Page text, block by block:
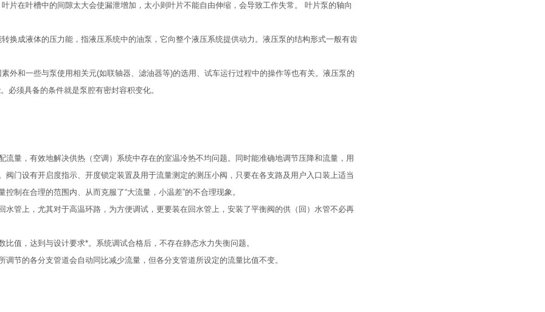
片在叶槽中的间隙太大会使漏泄增加，太小则叶片不能自由伸缩，会导致工作失常。 叶片泵的轴向
换成液体的压力能，指液压系统中的油泵，它向整个液压系统提供动力。液压泵的结构形式一般有齿
外和一些与泵使用相关元(如联轴器、滤油器等)的选用、试车运行过程中的操作等也有关。液压泵的
必须具备的条件就是泵腔有密封容积变化。
量，有效地解决供热（空调）系统中存在的室温冷热不均问题。同时能准确地调节压降和流量，用
门设有开启度指示、开度锁定装置及用于流量测定的测压小阀，只要在各支路及用户入口装上适当
制在合理的范围内、从而克服了“大流量，小温差”的不合理现象。
管上，尤其对于高温环路，为方便调试，更要装在回水管上，安装了平衡阀的供（回）水管不必再
值，达到与设计要求*。系统调试合格后，不存在静态水力失衡问题。
节的各分支管道会自动同比减少流量，但各分支管道所设定的流量比值不变。